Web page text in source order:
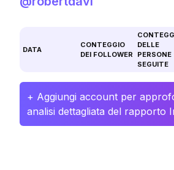
DATA
CONTEGGIO
DEI FOLLOWER
DELLE
PERSONE
SEGUITE
+ Aggiungi account per
analisi dettagliata del rapporto